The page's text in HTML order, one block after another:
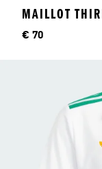
MAILLOT
Price
€ 70